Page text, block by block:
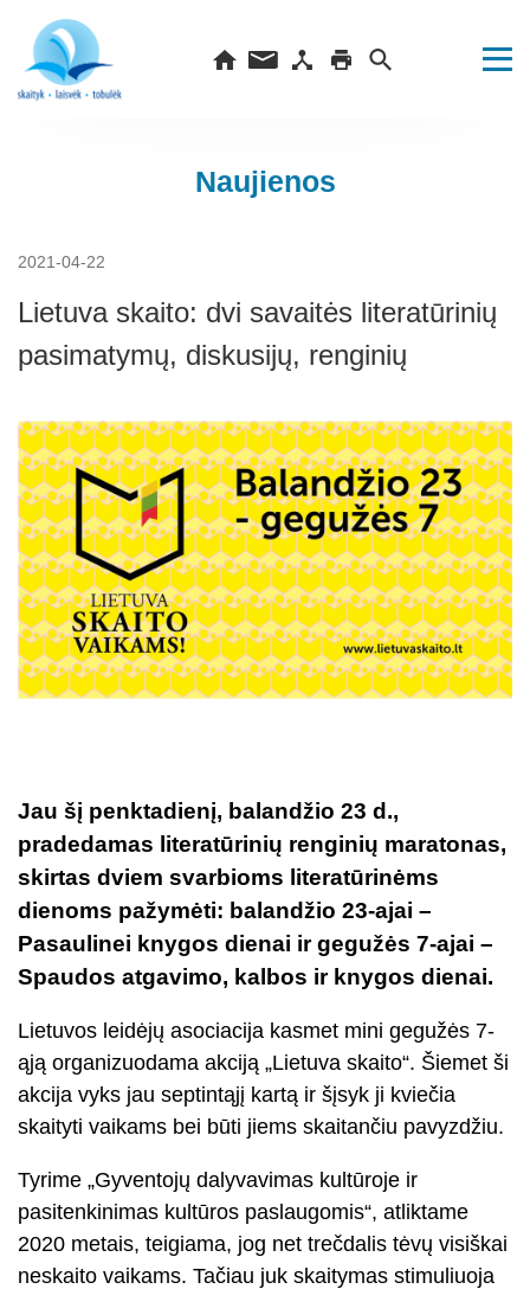
Naujienos
2021-04-22
Lietuva skaito: dvi savaitės literatūrinių
pasimatymų, diskusijų, renginių
Jau šį penktadienį, balandžio 23 d.,
pradedamas literatūrinių renginių maratonas,
skirtas dviem svarbioms literatūrinėms
dienoms pažymėti: balandžio 23-ajai –
Pasaulinei knygos dienai ir gegužės 7-ajai –
Spaudos atgavimo, kalbos ir knygos dienai.
Lietuvos leidėjų asociacija kasmet mini gegužės 7-
ąją organizuodama akciją „Lietuva skaito“. Šiemet ši
akcija vyks jau septintąjį kartą ir šįsyk ji kviečia
skaityti vaikams bei būti jiems skaitančiu pavyzdžiu.
Tyrime „Gyventojų dalyvavimas kultūroje ir
pasitenkinimas kultūros paslaugomis“, atliktame
2020 metais, teigiama, jog net trečdalis tėvų visiškai
neskaito vaikams. Tačiau juk skaitymas stimuliuoja